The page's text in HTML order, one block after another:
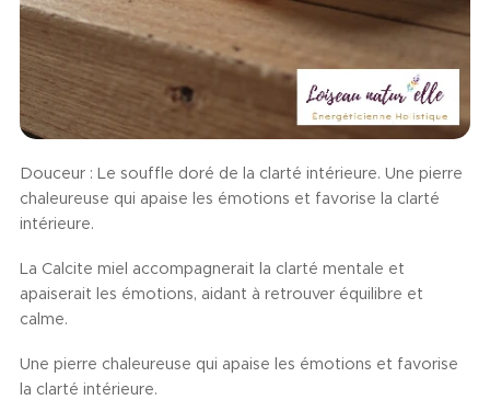
Douceur : Le souffle doré de la clarté intérieure. Une pierre
chaleureuse qui apaise les émotions et favorise la clarté
intérieure.
La Calcite miel accompagnerait la clarté mentale et
apaiserait les émotions, aidant à retrouver équilibre et
calme.
Une pierre chaleureuse qui apaise les émotions et favorise
la clarté intérieure.